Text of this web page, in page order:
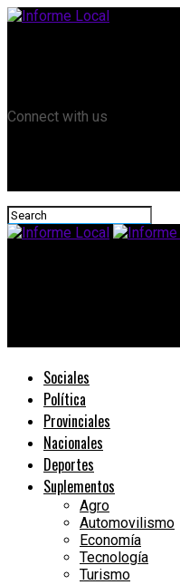
Connect with us
Sociales
Política
Provinciales
Nacionales
Deportes
Suplementos
Agro
Automovilismo
Economía
Tecnología
Turismo